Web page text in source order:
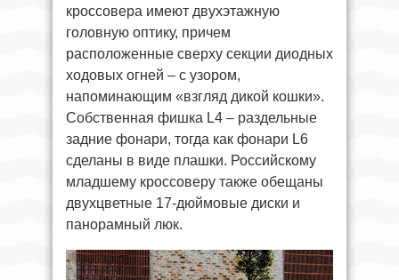
кроссовера имеют двухэтажную
головную оптику, причем
расположенные сверху секции диодных
ходовых огней – с узором,
напоминающим «взгляд дикой кошки».
Собственная фишка L4 – раздельные
задние фонари, тогда как фонари L6
сделаны в виде плашки. Российскому
младшему кроссоверу также обещаны
двухцветные 17-дюймовые диски и
панорамный люк.